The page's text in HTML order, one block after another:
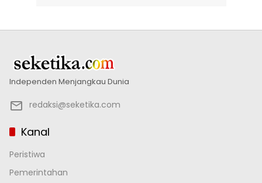
Independen Menjangkau Dunia
redaksi@seketika.com
Kanal
Peristiwa
Pemerintahan